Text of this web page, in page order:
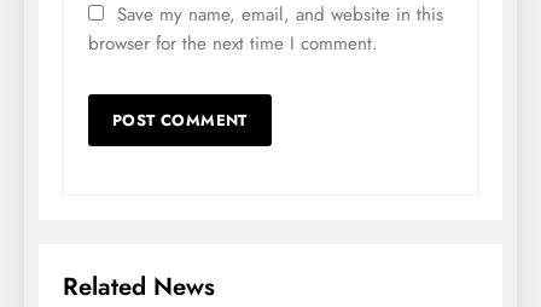
Save my name, email, and website in this
browser for the next time I comment.
Related News